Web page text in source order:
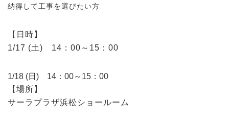
納得して工事を選びたい方
【日時】
1/17 (土) 14：00～15：00
1/18 (日) 14：00～15：00
【場所】
サーラプラザ浜松ショールーム